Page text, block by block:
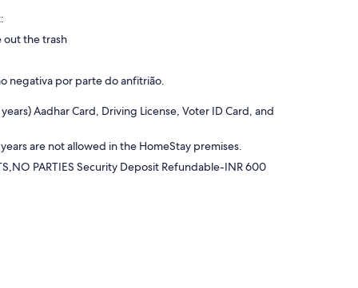
out the trash
negativa por parte do anfitrião.
Aadhar Card, Driving License, Voter ID Card, and
are not allowed in the HomeStay premises.
PARTIES Security Deposit Refundable-INR 600